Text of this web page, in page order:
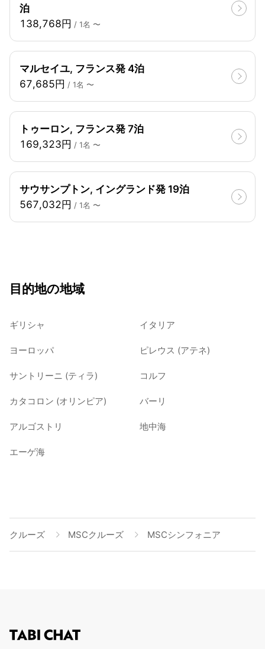
泊
138,768円 / 1名 〜
マルセイユ, フランス発 4泊
67,685円 / 1名 〜
トゥーロン, フランス発 7泊
169,323円 / 1名 〜
サウサンプトン, イングランド発 19泊
567,032円 / 1名 〜
目的地の地域
ギリシャ イタリア
ヨーロッパ ピレウス (アテネ)
サントリーニ (ティラ) コルフ
カタコロン (オリンピア) バーリ
アルゴストリ 地中海
エーゲ海
クルーズ MSCクルーズ MSCシンフォニア